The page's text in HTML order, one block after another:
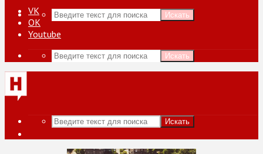
Искать
VK
ОК
Youtube
Искать
Искать